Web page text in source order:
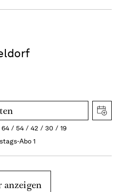
64 54 42 30
19
Abo 1
anzeigen